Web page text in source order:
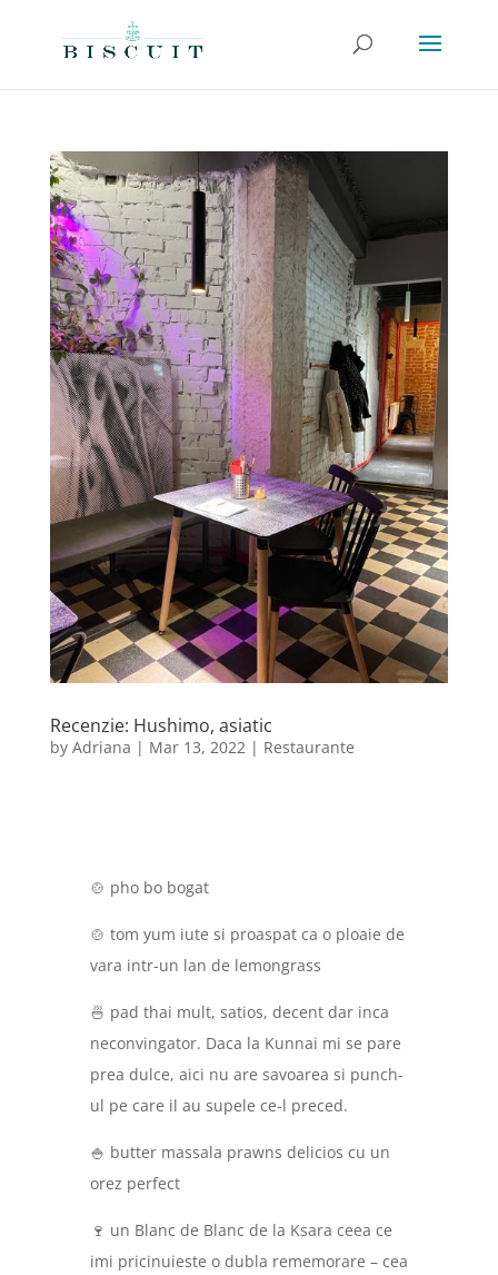
Recenzie: Hushimo, asiatic
by Adriana | Mar 13, 2022| Restaurante
🍲 pho bo bogat
🍲 tom yum iute si proaspat ca o ploaie de
vara intr-un lan de lemongrass
🍜 pad thai mult, satios, decent dar inca
neconvingator. Daca la Kunnai mi se pare
prea dulce, aici nu are savoarea si punch-
ul pe care il au supele ce-l preced.
🍚 butter massala prawns delicios cu un
orez perfect
🍷 un Blanc de Blanc de la Ksara ceea ce
imi pricinuieste o dubla rememorare – cea